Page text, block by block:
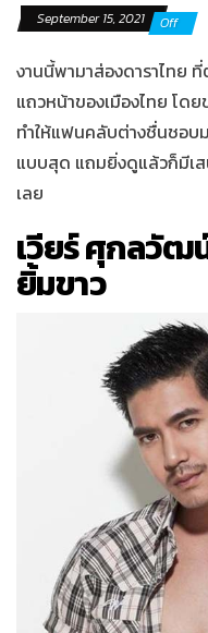
September 15, 2021 Off
งานนี้พามาส่องดาราไทย
แถวหน้าของเมืองไทย โด
ทำให้แฟนคลับต่างชื่นชอ
แบบสุด แถมยิ่งดูแล้วก็มีเ
เลย
เวียร์ ศุกลวั
ยิ้มขาว